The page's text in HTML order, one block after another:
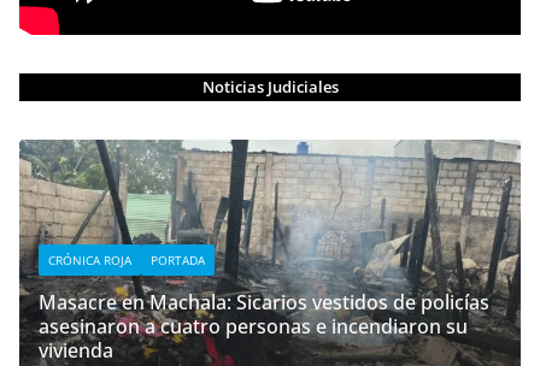
Noticias Judiciales
CRÓNICA ROJA PORTADA
Masacre en Machala: Sicarios vestidos de policías
asesinaron a cuatro personas e incendiaron su
vivienda